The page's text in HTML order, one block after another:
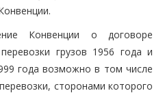
Конвенции о договоре
грузов 1956 года и
года возможно в том числе
сторонами которого